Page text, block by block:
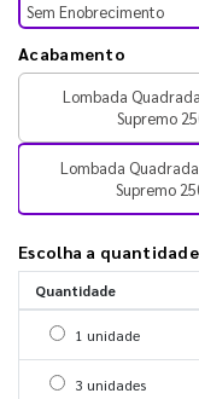
Sem Enobrecimento
Acabamento
Lombada
Supremo
Lombada
Supremo
Escolha a quantidade
Quantidade
Selecionar 1
1 unidade
Selecionar 3
3 unidades